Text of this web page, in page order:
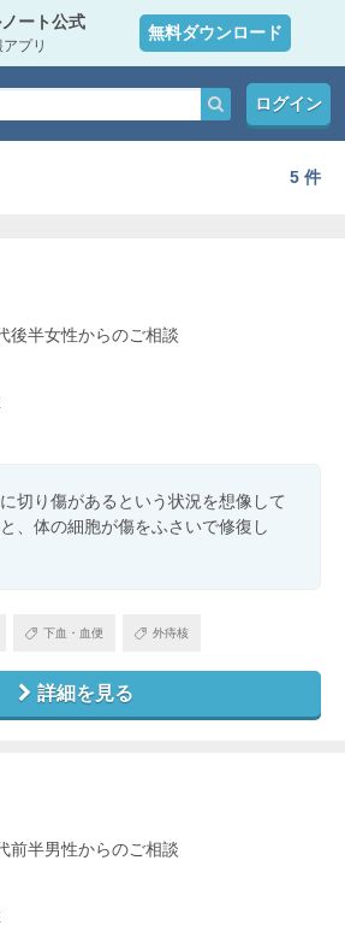
ート公式
プリ
無料ダウンロード
ログイン
5 件
後半女性からのご相談
切り傷があるという状況を想像して
、体の細胞が傷をふさいで修復し
下血・血便 外痔核
詳細を見る
前半男性からのご相談